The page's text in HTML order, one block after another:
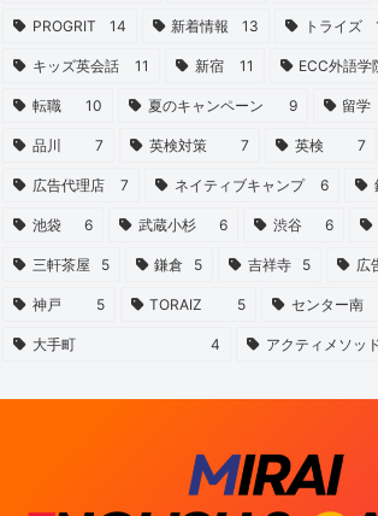
PROGRIT 14 新着情報 13 トライズ
キッズ英会話 11 新宿 11 ECC外語学
転職 10 夏のキャンペーン 9 留学
品川 7 英検対策 7 英検 7
広告代理店 7 ネイティブキャンプ 6
池袋 6 武蔵小杉 6 渋谷 6
三軒茶屋 5 鎌倉 5 吉祥寺 5 広
神戸 5 TORAIZ 5 センター南
大手町 4 アクティメソッ